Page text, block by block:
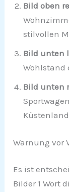
Bild oben
stilvollen
Bild unten
Wohlstand
Bild unten
Warnung vor
Es ist
Bilder 1 Wort